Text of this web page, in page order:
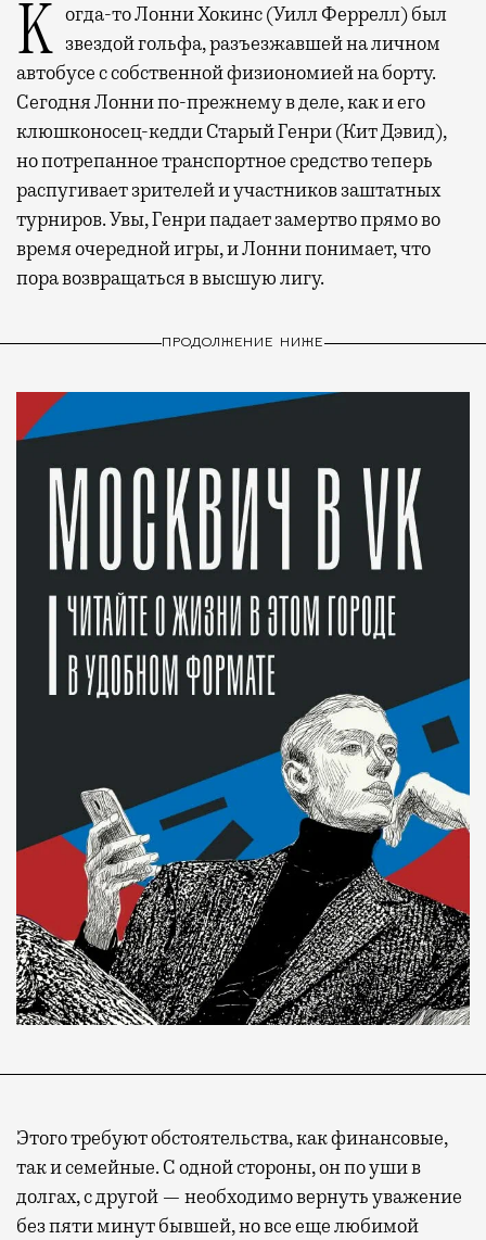
Современный путешественник часто берет
с собой не только чемодан, но и ноутбук.
А ожидание рейса все чаще превращается
не в потерянное время, а в возможность
Когда-то Лонни Хокинс (Уилл Феррелл) был звездой гольфа, разъезжавшей на личном
автобусе с собственной физиономией на борту.
Сегодня Лонни по-прежнему в деле, как и его
клюшконосец-кедди Старый Генри (Кит Дэвид),
но потрепанное транспортное средство теперь
распугивает зрителей и участников заштатных
турниров. Увы, Генри падает замертво прямо во
время очередной игры, и Лонни понимает, что
пора возвращаться в высшую лигу.
ПРОДОЛЖЕНИЕ НИЖЕ
Этого требуют обстоятельства, как финансовые,
так и семейные. С одной стороны, он по уши в
долгах, с другой — необходимо вернуть уважение
без пяти минут бывшей, но все еще любимой